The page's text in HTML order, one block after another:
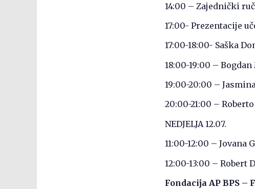
14:00 – Zajednički
17:00- Prezentacije
17:00-18:00- Saška
18:00-19:00 – Bogdan
19:00-20:00 –
20:00-21:00 –
NEDJELJA 12.07.
11:00-12:00 – Jovana
12:00-13:00 – Robert
Fondacija AP BPS –